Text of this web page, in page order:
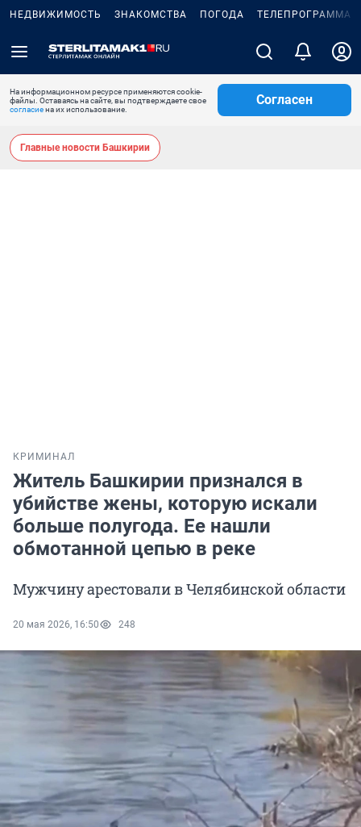
НЕДВИЖИМОСТЬ ЗНАКОМСТВА ПОГОДА ТЕЛЕПРОГРАММА
На информационном ресурсе применяются cookie-
файлы. Оставаясь на сайте, вы подтверждаете свое
согласиена их использование.
Согласен
Главные новости Башкирии
КРИМИНАЛ
Житель Башкирии признался в
убийстве жены, которую искали
больше полугода. Ее нашли
обмотанной цепью в реке
Мужчину арестовали в Челябинской области
20 мая 2026, 16:50 248